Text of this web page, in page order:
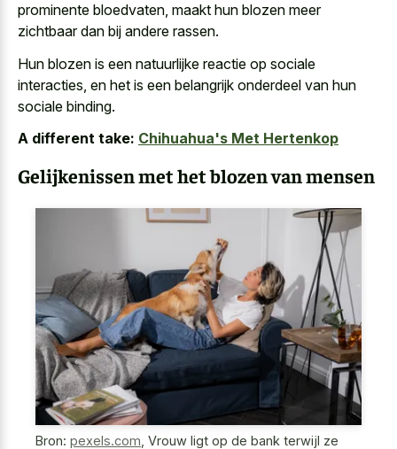
prominente bloedvaten, maakt hun blozen meer
zichtbaar dan bij andere rassen.
Hun blozen is een natuurlijke reactie op sociale
interacties , en het is een belangrijk onderdeel van hun
sociale binding.
A different take: Chihuahua's Met Hertenkop
Gelijkenissen met het blozen van mensen
Bron: pexels.com Vrouw ligt op de bank terwijl ze